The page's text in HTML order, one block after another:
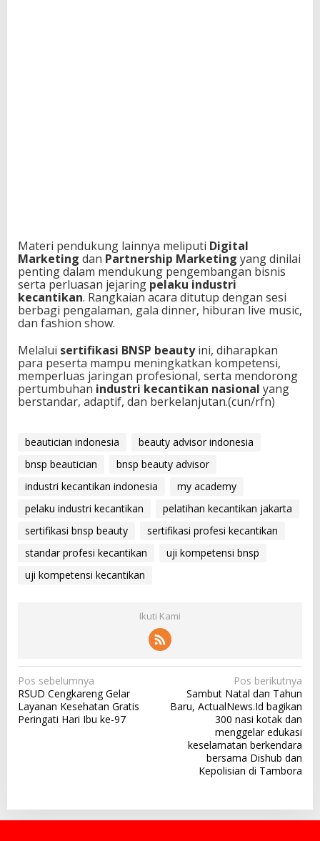
Materi pendukung lainnya meliputi Digital
Marketing dan Partnership Marketing yang dinilai
penting dalam mendukung pengembangan bisnis
serta perluasan jejaring pelaku industri
kecantikan. Rangkaian acara ditutup dengan sesi
berbagi pengalaman, gala dinner, hiburan live music,
dan fashion show.
Melalui sertifikasi BNSP beautyini, diharapkan
para peserta mampu meningkatkan kompetensi,
memperluas jaringan profesional, serta mendorong
pertumbuhan industri kecantikan nasional yang
berstandar, adaptif, dan berkelanjutan.(cun/rfn)
beautician indonesia
beauty advisor indonesia
bnsp beautician
bnsp beauty advisor
industri kecantikan indonesia
my academy
pelaku industri kecantikan
pelatihan kecantikan jakarta
sertifikasi bnsp beauty
sertifikasi profesi kecantikan
standar profesi kecantikan
uji kompetensi bnsp
uji kompetensi kecantikan
Ikuti Kami
N
a
v
i
Pos sebelumnya
RSUD Cengkareng Gelar
Layanan Kesehatan Gratis
Peringati Hari Ibu ke-97
Pos berikutnya
Sambut Natal dan Tahun
Baru, ActualNews.Id bagikan
300 nasi kotak dan
menggelar edukasi
keselamatan berkendara
bersama Dishub dan
Kepolisian di Tambora